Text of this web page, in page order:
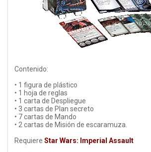
Contenido:
• 1 figura de plástico
• 1 hoja de reglas
• 1 carta de Despliegue
• 3 cartas de Plan secreto
• 7 cartas de Mando
• 2 cartas de Misión de escaramuza.
Requiere Star Wars: Imperial Assault